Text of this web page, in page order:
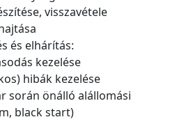
visszavétele
és elhárítás:
kezelése
hibák kezelése
során önálló alállomási
black start)